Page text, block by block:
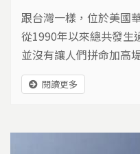
跟台灣一樣，位於美國
從1990年以來總共發生
並沒有讓人們拼命加高
水的方式。
閱讀更多